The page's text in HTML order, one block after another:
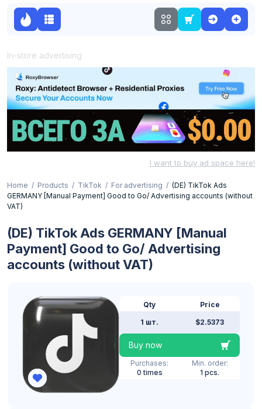
In-store advertising
I want to buy ad space here!
Home Products TikTok For advertising
(DE) TikTok Ads
GERMANY [Manual Payment] Good to Go/ Advertising accounts (without
VAT)
(DE) TikTok Ads GERMANY [Manual
Payment] Good to Go/ Advertising
accounts (without VAT)
Qty
1 шт.
Price
$2.5373
Buy now
Purchases:
0 times
Min. order:
1 pcs.